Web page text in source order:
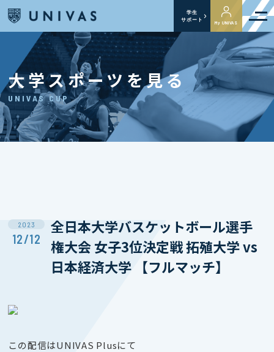
学生
サポート
My UNIVAS
大学スポーツを見る
UNIVAS CUP
2023
12/12
全日本大学バスケットボール選手
権大会 女子3位決定戦 拓殖大学 vs
日本経済大学 【フルマッチ】
この配信はUNIVAS Plusにて